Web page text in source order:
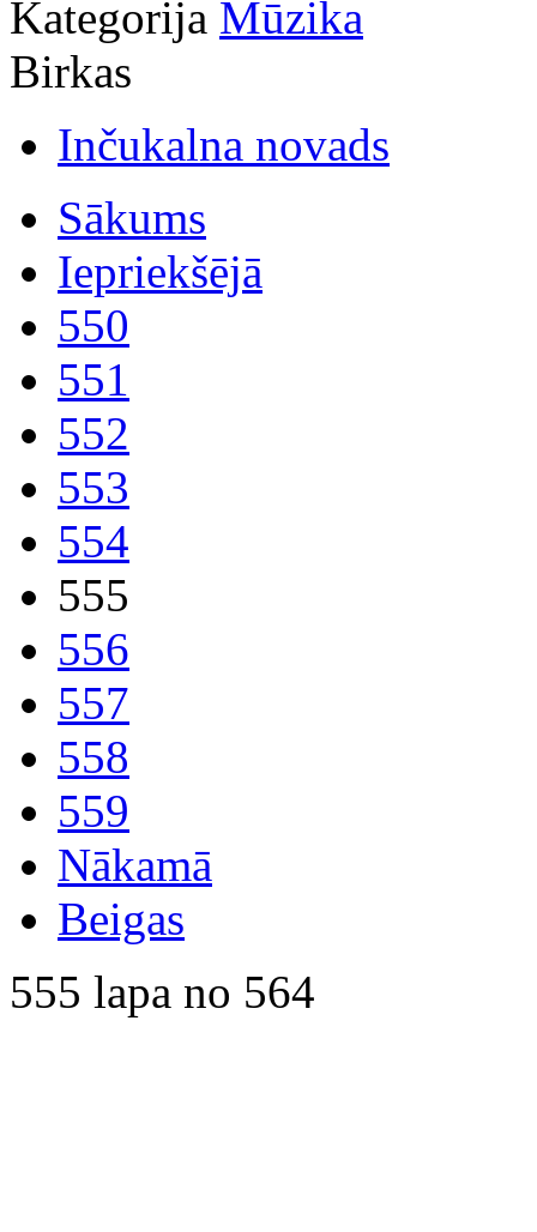
Kategorija Mūzika
Birkas
Inčukalna novads
Sākums
Iepriekšējā
550
551
552
553
554
555
556
557
558
559
Nākamā
Beigas
555 lapa no 564